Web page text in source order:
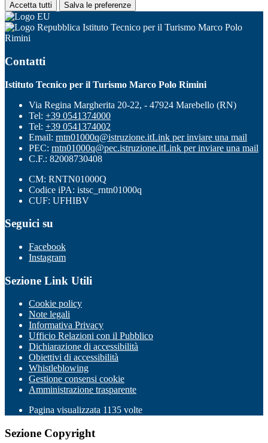
Accetta tutti Salva le preferenze
Istituto Tecnico per il Turismo Marco Polo
Rimini
Contatti
Istituto Tecnico per il Turismo Marco Polo Rimini
Via Regina Margherita 20-22, - 47924 Marebello (RN)
Tel: +39 0541374000
Tel: +39 0541374002
Email: rntn01000q@istruzione.itLink per inviare una mail
PEC: rntn01000q@pec.istruzione.itLink per inviare una mail
C.F.: 82008730408
CM: RNTN01000Q
Codice iPA: istsc_rntn01000q
CUF: UFHIBV
Seguici su
Facebook
Instagram
Sezione Link Utili
Cookie policy
Note legali
Informativa Privacy
Ufficio Relazioni con il Pubblico
Dichiarazione di accessibilità
Obiettivi di accessibilità
Whistleblowing
Gestione consensi cookie
Amministrazione trasparente
Pagina visualizzata 1135 volte
Sezione Copyright